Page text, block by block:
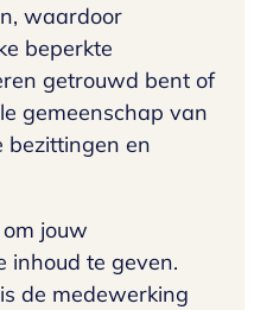
waardoor
beperkte
getrouwd bent of
gemeenschap van
bezittingen en
jouw
inhoud te geven.
de medewerking